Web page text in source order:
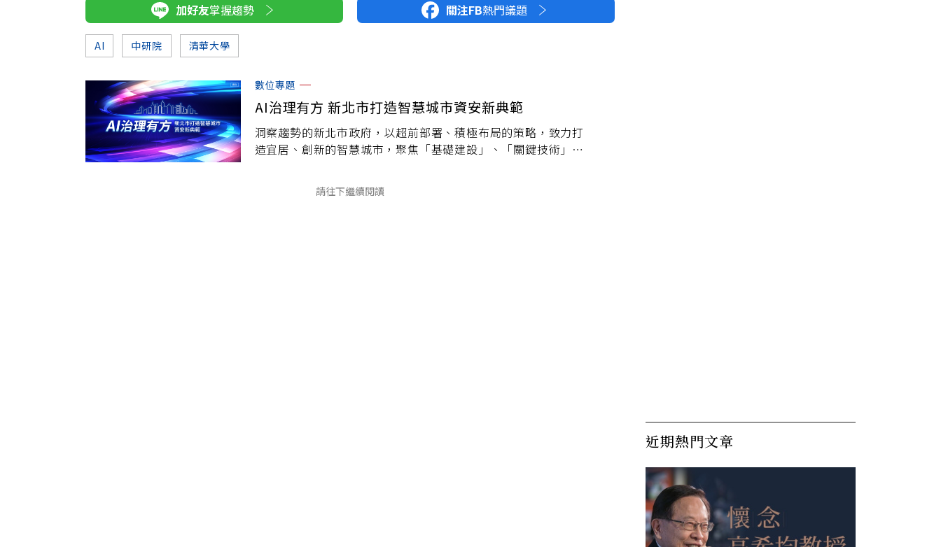
加好友掌握趨勢 關注FB熱門議題
AI 中研院 清華大學
數位專題
AI治理有方 新北市打造智慧城市資安新典範
洞察趨勢的新北市政府，以超前部署、積極布局的策略，致力打
造宜居、創新的智慧城市，聚焦「基礎建設」、「關鍵技術」、
政府的前瞻思維與執行力。
請往下繼續閱讀
近期熱門文章